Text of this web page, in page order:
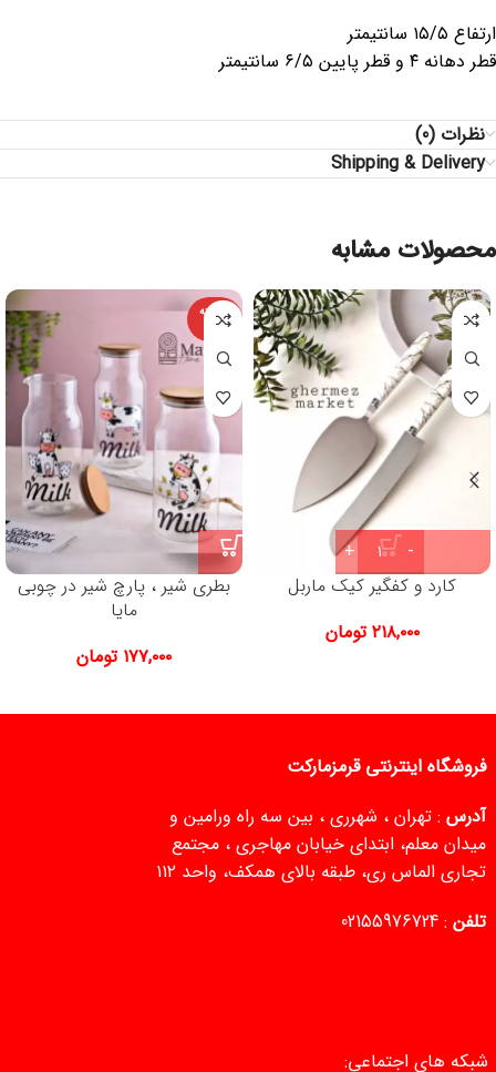
ارتفاع ۱۵/۵ سانتیمتر
قطر دهانه ۴ و قطر پایین ۶/۵ سانتیمتر
نظرات (0)
Shipping & Delivery
محصولات مشابه
کارد و کفگیر کیک ماربل
۲۱۸,۰۰۰ تومان
فروخته
شده
بطری شیر ، پارچ شیر در چوبی
مایا
۱۷۷,۰۰۰ تومان
فروشگاه اینترنتی قرمزمارکت
آدرس : تهران ، شهرری ، بین سه راه ورامین و
میدان معلم، ابتدای خیابان مهاجری ، مجتمع
تجاری الماس ری، طبقه بالای همکف، واحد ۱۱۲
تلفن :
02155976724
شبکه های اجتماعی: